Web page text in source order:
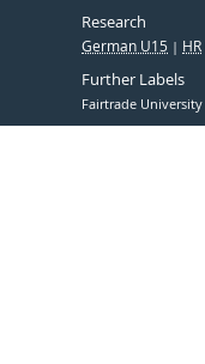
Research
German U15 HR
Further Labels
Fairtrade University